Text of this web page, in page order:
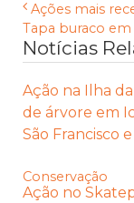
Ações mais
Tapa buraco em
Notícias
Ação na Ilha
de árvore em
São Francisco
Conservação
Ação no